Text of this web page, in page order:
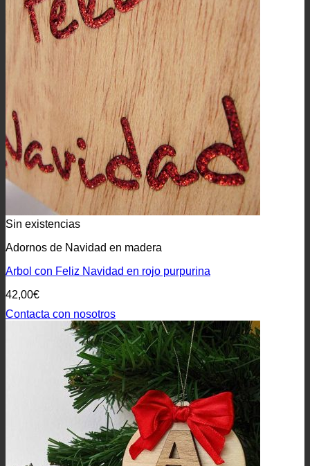
Sin existencias
Adornos de Navidad en madera
Arbol con Feliz Navidad en rojo purpurina
42,00€
Contacta con nosotros